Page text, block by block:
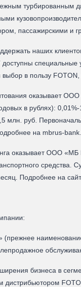
турбированным
пассажирскими и
наших
доступны специальные
выбор в пользу
оказывает
в рублях):
млн. руб.
на mbrus-
оказывает ООО
Подробнее на
бизнеса в